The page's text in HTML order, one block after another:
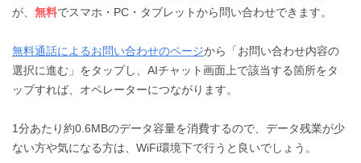
が、 無料でスマホ・PC・タブレットから問い合わせできます。
無料通話によるお問い合わせのページから「お問い合わせ内容の
選択に進む」をタップし、AIチャット画面上で該当する箇所をタ
ップすれば、オペレーターにつながります。
1分あたり約0.6MBのデータ容量を消費するので、データ残業が少
ない方や気になる方は、WiFi環境下で行うと良いでしょう。